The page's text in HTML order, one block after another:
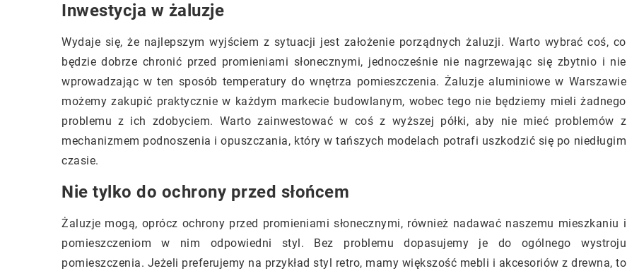
Inwestycja w żaluzje
Wydaje się, że najlepszym wyjściem z sytuacji jest założenie porządnych żaluzji. Warto wybrać coś, co
będzie dobrze chronić przed promieniami słonecznymi, jednocześnie nie nagrzewając się zbytnio i nie
wprowadzając w ten sposób temperatury do wnętrza pomieszczenia. Żaluzje aluminiowe w Warszawie
możemy zakupić praktycznie w każdym markecie budowlanym, wobec tego nie będziemy mieli żadnego
problemu z ich zdobyciem. Warto zainwestować w coś z wyższej półki, aby nie mieć problemów z
mechanizmem podnoszenia i opuszczania, który w tańszych modelach potrafi uszkodzić się po niedługim
czasie.
Nie tylko do ochrony przed słońcem
Żaluzje mogą, oprócz ochrony przed promieniami słonecznymi, również nadawać naszemu mieszkaniu i
pomieszczeniom w nim odpowiedni styl. Bez problemu dopasujemy je do ogólnego wystroju
pomieszczenia. Jeżeli preferujemy na przykład styl retro, mamy większość mebli i akcesoriów z drewna, to